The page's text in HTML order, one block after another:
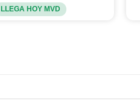
LLEGA HOY MVD